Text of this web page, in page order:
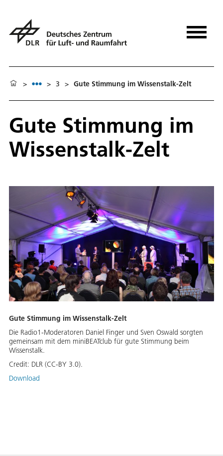
> > 3 > Gute Stimmung im Wissenstalk-Zelt
Gute Stimmung im
Wissenstalk-Zelt
Gute Stimmung im Wissenstalk-Zelt
Die Radio1-Moderatoren Daniel Finger und Sven Oswald sorgten
gemeinsam mit dem miniBEATclub für gute Stimmung beim
Wissenstalk.
Credit: DLR (CC-BY 3.0).
Download